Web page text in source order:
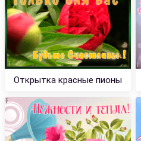
Открытка красные пионы